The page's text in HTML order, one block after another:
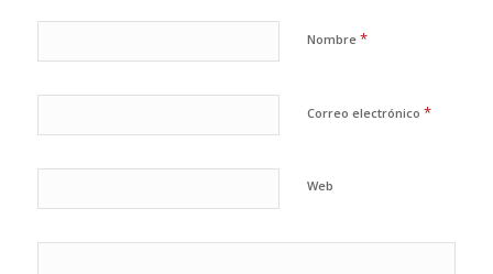
Nombre *
Correo electrónico *
Web